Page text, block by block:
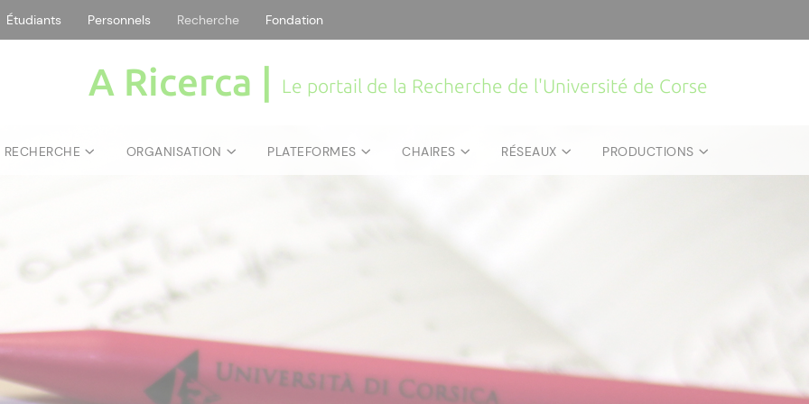
Étudiants Personnels Recherche Fondation
A Ricerca | Le portail de la Recherche de l'Université de Corse
ORGANISATION PLATEFORMES CHAIRES RÉSEAUX PRODUCTIONS